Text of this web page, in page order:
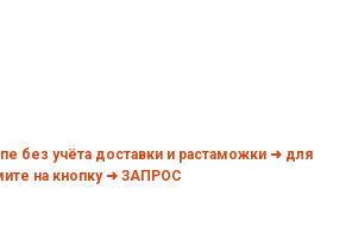
без учёта доставки и растаможки ➜ для
на кнопку ➜ ЗАПРОС